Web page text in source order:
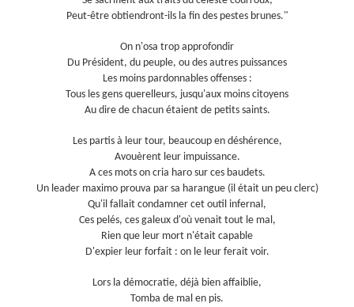
Peut-être obtiendront-ils la fin des pestes brunes."
On n'osa trop approfondir
Du Président, du peuple, ou des autres puissances
Les moins pardonnables offenses :
Tous les gens querelleurs, jusqu'aux moins citoyens
Au dire de chacun étaient de petits saints.
Les partis à leur tour, beaucoup en déshérence,
Avouèrent leur impuissance.
A ces mots on cria haro sur ces baudets.
Un leader maximo prouva par sa harangue (il était un peu clerc)
Qu'il fallait condamner cet outil infernal,
Ces pelés, ces galeux d'où venait tout le mal,
Rien que leur mort n'était capable
D'expier leur forfait : on le leur ferait voir.
Lors la démocratie, déjà bien affaiblie,
Tomba de mal en pis.